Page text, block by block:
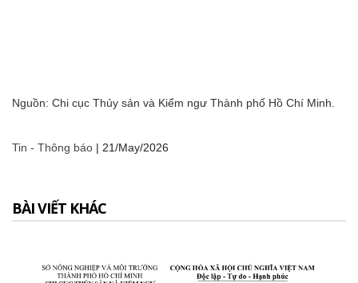
Nguồn: Chi cục Thủy sản và Kiểm ngư Thành phố Hồ Chí Minh.
Tin - Thông báo | 21/May/2026
BÀI VIẾT KHÁC